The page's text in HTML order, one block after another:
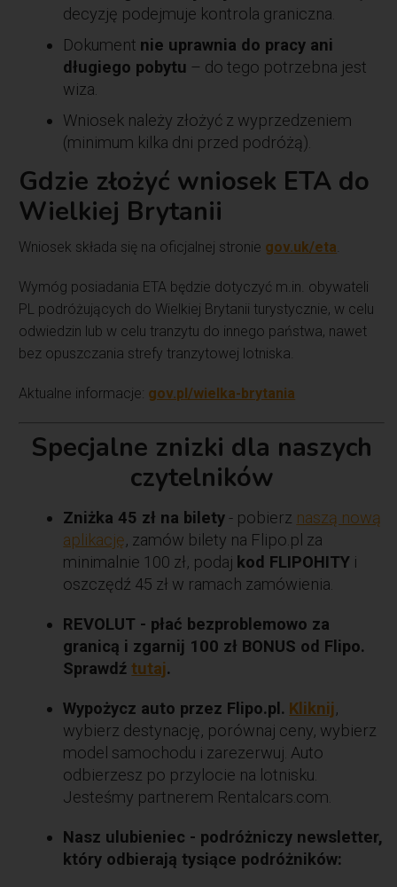
decyzję podejmuje kontrola graniczna.
Dokument nie uprawnia do pracy ani
długiego pobytu – do tego potrzebna jest
wiza.
Wniosek należy złożyć z wyprzedzeniem
(minimum kilka dni przed podróżą).
Gdzie złożyć wniosek ETA do
Wielkiej Brytanii
Wniosek składa się na oficjalnej stronie gov.uk/eta.
Wymóg posiadania ETA będzie dotyczyć m.in. obywateli
PL podróżujących do Wielkiej Brytanii turystycznie, w celu
odwiedzin lub w celu tranzytu do innego państwa, nawet
bez opuszczania strefy tranzytowej lotniska.
Aktualne informacje: gov.pl/wielka-brytania
Specjalne znizki dla naszych
czytelników
Zniżka 45 zł na bilety - pobierz naszą nową
aplikację, zamów bilety na Flipo.pl za
minimalnie 100 zł, podaj kod FLIPOHITY i
oszczędź 45 zł w ramach zamówienia.
REVOLUT - płać bezproblemowo za
granicą i zgarnij 100 zł BONUS od Flipo.
Sprawdźtutaj.
Wypożycz auto przez Flipo.pl. Kliknij,
wybierz destynację, porównaj ceny, wybierz
model samochodu i zarezerwuj. Auto
odbierzesz po przylocie na lotnisku.
Jesteśmy partnerem Rentalcars.com.
Nasz ulubieniec - podróżniczy newsletter,
który odbierają tysiące podróżników: